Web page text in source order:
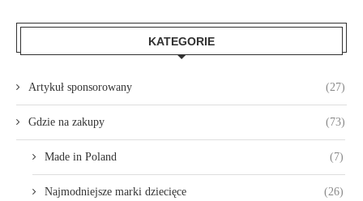
KATEGORIE
Artykuł sponsorowany (27)
Gdzie na zakupy (73)
Made in Poland (7)
Najmodniejsze marki dziecięce (26)